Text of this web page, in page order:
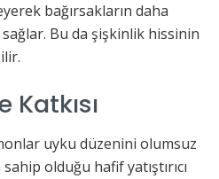
bağırsakların daha
sağlar. Bu da şişkinlik hissinin
Katkısı
uyku düzenini olumsuz
olduğu hafif yatıştırıcı